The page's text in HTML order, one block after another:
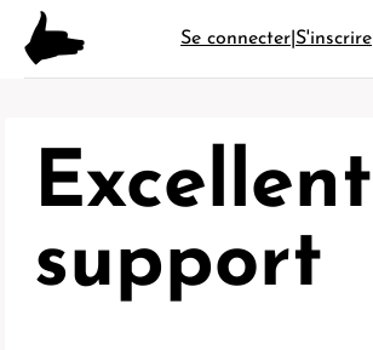
Se connecter S'inscrire
Excellent
support